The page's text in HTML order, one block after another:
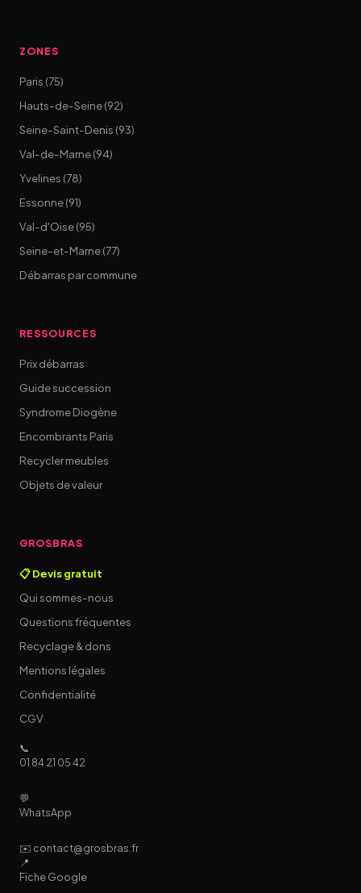
ZONES
Paris (75)
Hauts-de-Seine (92)
Seine-Saint-Denis (93)
Val-de-Marne (94)
Yvelines (78)
Essonne (91)
Val-d'Oise (95)
Seine-et-Marne (77)
Débarras par commune
RESSOURCES
Prix débarras
Guide succession
Syndrome Diogène
Encombrants Paris
Recycler meubles
Objets de valeur
GROSBRAS
📋 Devis gratuit
Qui sommes-nous
Questions fréquentes
Recyclage & dons
Mentions légales
Confidentialité
CGV
📞
01 84 21 05 42
💬
WhatsApp
✉️ contact@grosbras.fr
📍
Fiche Google